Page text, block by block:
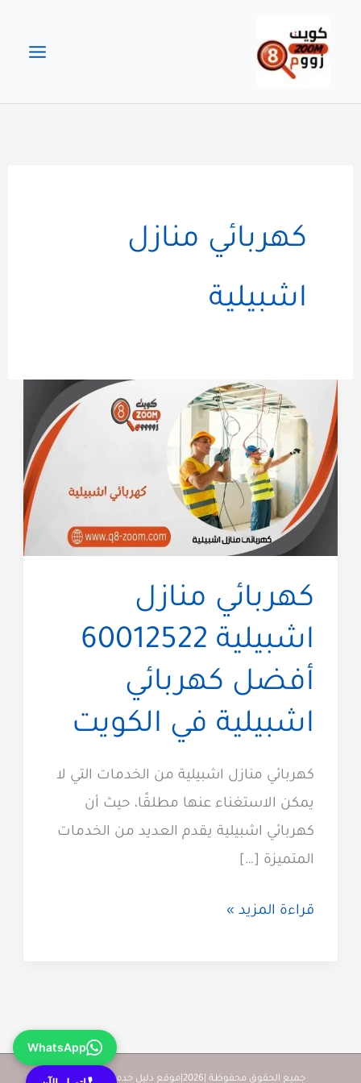
المحتوى
كهربائي منازل
اشبيلية
كهربائي منازل
اشبيلية 60012522
أفضل كهربائي
اشبيلية في الكويت
كهربائي منازل اشبيلية من الخدمات التي لا
يمكن الاستغناء عنها مطلقًا، حيث أن
كهربائي اشبيلية يقدم العديد من الخدمات
المتميزة […]
كهربائي
كهربائي
قراءة المزيد »
جميع الحقوق محفوظة |2026|موقع دليل خدمات كويت زووم
WhatsApp